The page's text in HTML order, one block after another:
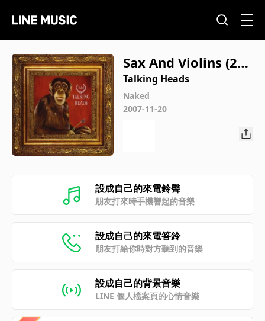
Sax And Violins (200
5 Digital Remaster)
Talking Heads
Naked
2007-11-20
設成自己的來電鈴聲
朋友打來時手機響起的音樂
設成自己的來電答鈴
朋友打給你時對方聽到的音樂
設成自己的背景音樂
LINE 個人檔案頁的心情音樂